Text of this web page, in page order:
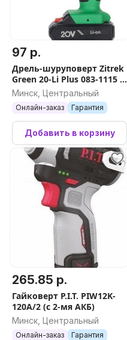
97 р.
Дрель-шуруповерт Zitrek
Green 20-Li Plus 083-1115 (с
2-мя АКБ)
Минск, Центральный
Онлайн-заказ Гарантия
Добавить в корзину
265.85 р.
Гайковерт P.I.T. PIW12K-
120A/2 (с 2-мя АКБ)
Минск, Центральный
Онлайн-заказ Гарантия